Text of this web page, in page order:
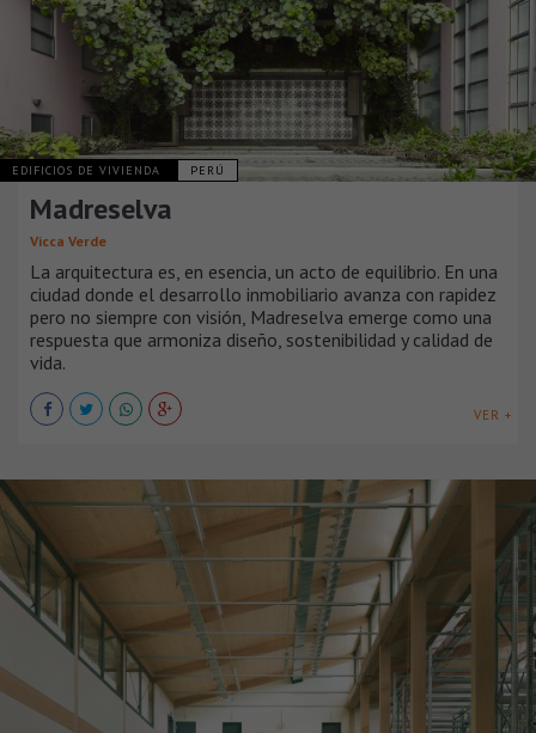
EDIFICIOS DE VIVIENDA PERÚ
Madreselva
Vicca Verde
La arquitectura es, en esencia, un acto de equilibrio. En una
ciudad donde el desarrollo inmobiliario avanza con rapidez
pero no siempre con visión, Madreselva emerge como una
respuesta que armoniza diseño, sostenibilidad y calidad de
vida.
VER +